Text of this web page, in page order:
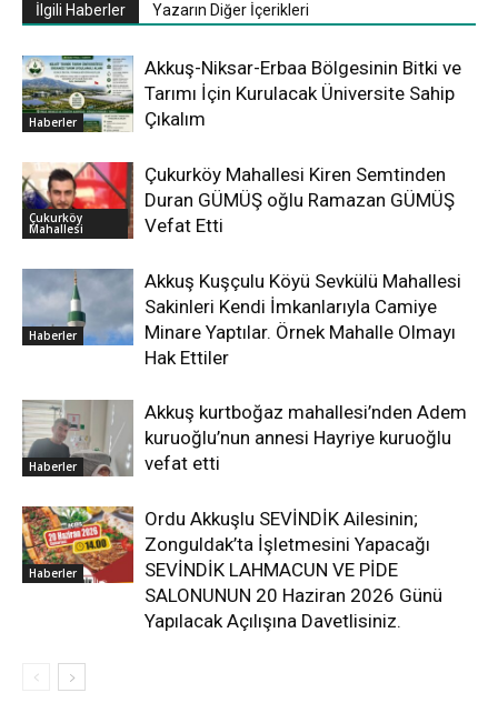
İlgili Haberler Yazarın Diğer İçerikleri
Haberler
Akkuş-Niksar-Erbaa Bölgesinin Bitki ve
Tarımı İçin Kurulacak Üniversite Sahip
Çıkalım
Çukurköy
Mahallesi
Çukurköy Mahallesi Kiren Semtinden
Duran GÜMÜŞ oğlu Ramazan GÜMÜŞ
Vefat Etti
Haberler
Akkuş Kuşçulu Köyü Sevkülü Mahallesi
Sakinleri Kendi İmkanlarıyla Camiye
Minare Yaptılar. Örnek Mahalle Olmayı
Hak Ettiler
Haberler
Akkuş kurtboğaz mahallesi’nden Adem
kuruoğlu’nun annesi Hayriye kuruoğlu
vefat etti
Haberler
Ordu Akkuşlu SEVİNDİK Ailesinin;
Zonguldak’ta İşletmesini Yapacağı
SEVİNDİK LAHMACUN VE PİDE
SALONUNUN 20 Haziran 2026 Günü
Yapılacak Açılışına Davetlisiniz.